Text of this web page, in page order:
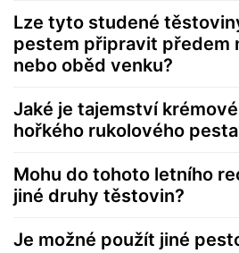
Lze tyto studené
pestem připravit předem
nebo oběd venku?
Jaké je tajemství
hořkého rukolového
Mohu do tohoto letního
jiné druhy těstovin?
Je možné použít jiné